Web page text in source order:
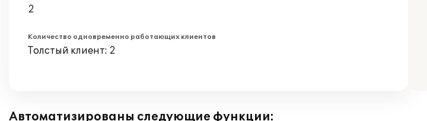
2
Количество одновременно работающих клиентов
Толстый клиент: 2
Автоматизированы следующие функции: